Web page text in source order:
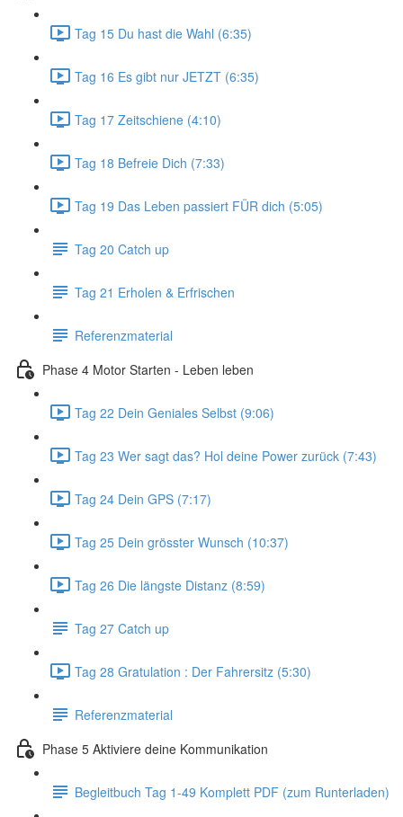
Tag 15 Du hast die Wahl (6:35)
Tag 16 Es gibt nur JETZT (6:35)
Tag 17 Zeitschiene (4:10)
Tag 18 Befreie Dich (7:33)
Tag 19 Das Leben passiert FÜR dich (5:05)
Tag 20 Catch up
Tag 21 Erholen & Erfrischen
Referenzmaterial
Phase 4 Motor Starten - Leben leben
Tag 22 Dein Geniales Selbst (9:06)
Tag 23 Wer sagt das? Hol deine Power zurück (7:43)
Tag 24 Dein GPS (7:17)
Tag 25 Dein grösster Wunsch (10:37)
Tag 26 Die längste Distanz (8:59)
Tag 27 Catch up
Tag 28 Gratulation : Der Fahrersitz (5:30)
Referenzmaterial
Phase 5 Aktiviere deine Kommunikation
Begleitbuch Tag 1-49 Komplett PDF (zum Runterladen)